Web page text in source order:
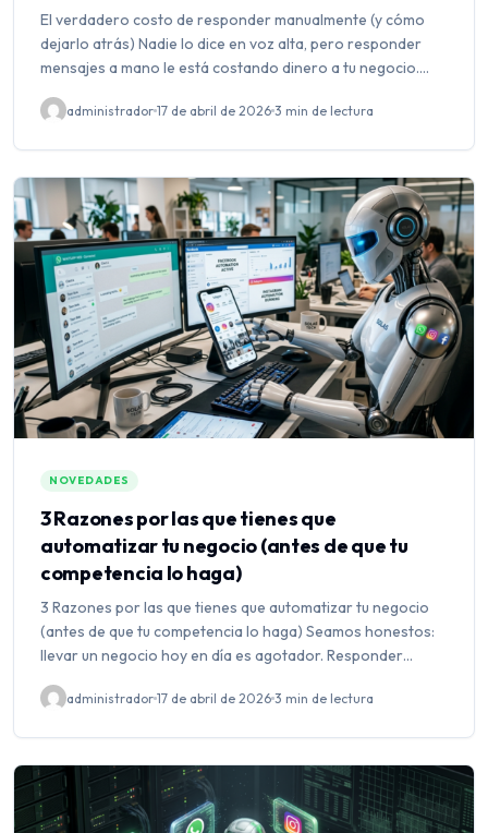
El verdadero costo de responder manualmente (y cómo
dejarlo atrás) Nadie lo dice en voz alta, pero responder
mensajes a mano le está costando dinero a tu negocio.
administrador 17 de abril de 2026 3 min de lectura
NOVEDADES
3 Razones por las que tienes que
automatizar tu negocio (antes de que tu
competencia lo haga)
3 Razones por las que tienes que automatizar tu negocio
(antes de que tu competencia lo haga) Seamos honestos:
llevar un negocio hoy en día es agotador. Responder
administrador 17 de abril de 2026 3 min de lectura